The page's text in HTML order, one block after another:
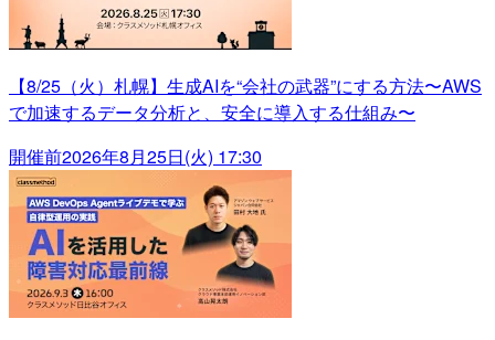
【8/25（火）札幌】生成AIを“会社の武器”にする方法〜AWS
で加速するデータ分析と、安全に導入する仕組み〜
開催前2026年8月25日(火) 17:30